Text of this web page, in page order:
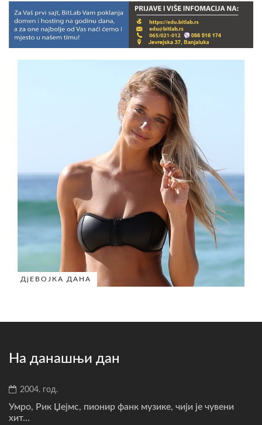
ДјЕВОЈКА ДАНА
На данашњи дан
2004. год.
Умро, Рик Џејмс, пионир фанк музике, чији је чувени
хит...